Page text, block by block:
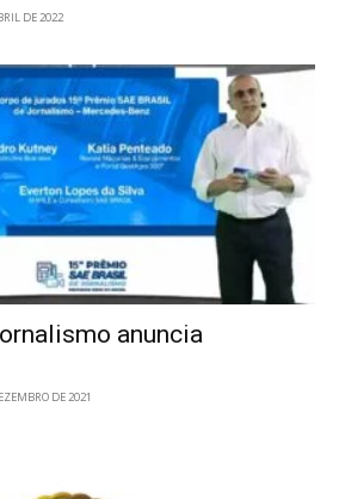
DE 2022
anuncia
DE 2021